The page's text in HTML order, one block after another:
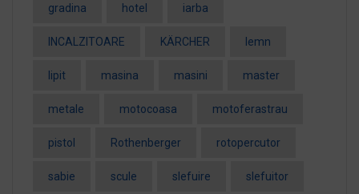
gradina hotel iarba
INCALZITOARE KÄRCHER lemn
lipit masina masini master
metale motocoasa motoferastrau
pistol Rothenberger rotopercutor
sabie scule slefuire slefuitor